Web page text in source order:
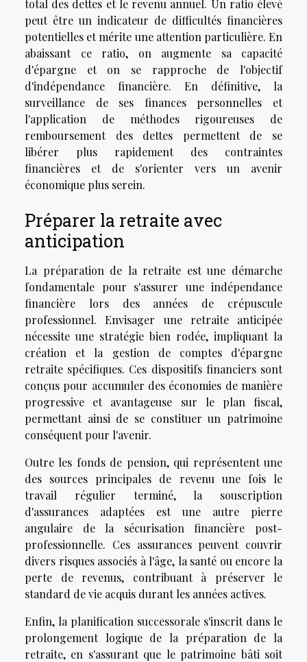
total des dettes et le revenu annuel. Un ratio élevé
peut être un indicateur de difficultés financières
potentielles et mérite une attention particulière. En
abaissant ce ratio, on augmente sa capacité
d'épargne et on se rapproche de l'objectif
d'indépendance financière. En définitive, la
surveillance de ses finances personnelles et
l'application de méthodes rigoureuses de
remboursement des dettes permettent de se
libérer plus rapidement des contraintes
financières et de s'orienter vers un avenir
économique plus serein.
Préparer la retraite avec
anticipation
La préparation de la retraite est une démarche
fondamentale pour s'assurer une indépendance
financière lors des années de crépuscule
professionnel. Envisager une retraite anticipée
nécessite une stratégie bien rodée, impliquant la
création et la gestion de comptes d'épargne
retraite spécifiques. Ces dispositifs financiers sont
conçus pour accumuler des économies de manière
progressive et avantageuse sur le plan fiscal,
permettant ainsi de se constituer un patrimoine
conséquent pour l'avenir.
Outre les fonds de pension, qui représentent une
des sources principales de revenu une fois le
travail régulier terminé, la souscription
d'assurances adaptées est une autre pierre
angulaire de la sécurisation financière post-
professionnelle. Ces assurances peuvent couvrir
divers risques associés à l'âge, la santé ou encore la
perte de revenus, contribuant à préserver le
standard de vie acquis durant les années actives.
Enfin, la planification successorale s'inscrit dans le
prolongement logique de la préparation de la
retraite, en s'assurant que le patrimoine bâti soit